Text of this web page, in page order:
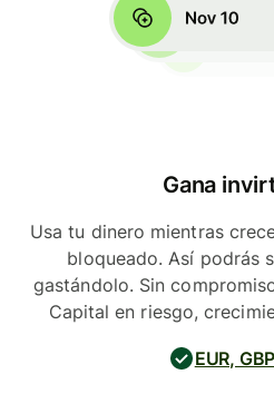
Gana
Usa tu dinero mientras
bloqueado. Así podrás
gastándolo. Sin
Capital en riesgo,
EUR,